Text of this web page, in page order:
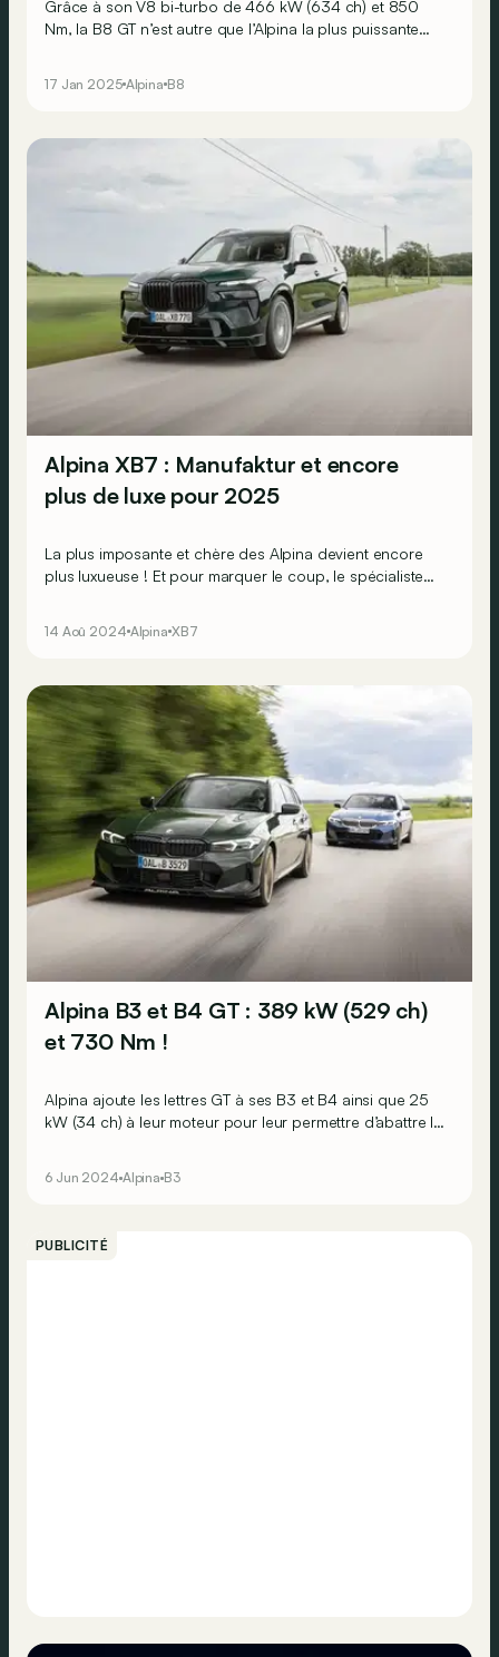
Grâce à son V8 bi-turbo de 466 kW (634 ch) et 850
Nm, la B8 GT n’est autre que l’Alpina la plus puissante
17 Jan 2025 Alpina B8
Alpina XB7 : Manufaktur et encore
plus de luxe pour 2025
La plus imposante et chère des Alpina devient encore
plus luxueuse ! Et pour marquer le coup, le spécialiste
14 Aoû 2024 Alpina XB7
Alpina B3 et B4 GT : 389 kW (529 ch)
et 730 Nm !
Alpina ajoute les lettres GT à ses B3 et B4 ainsi que 25
kW (34 ch) à leur moteur pour leur permettre d’abattre le
6 Jun 2024 Alpina B3
PUBLICITÉ